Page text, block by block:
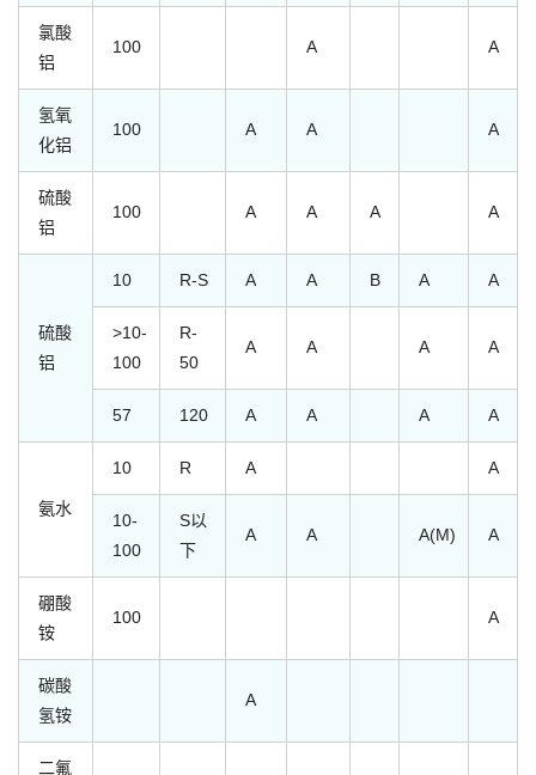
氯酸
铝
100 A A
氢氧
化铝
100 A A A
硫酸
铝
100 A A A A
硫酸
铝
10 R-S A A B A A
>10-
100
R-
50
A A A A
57 120 A A A A
氨水
10 R A A
10-
100
S以
下
A A A(M) A
硼酸
铵
100 A
碳酸
氢铵
A
二氟